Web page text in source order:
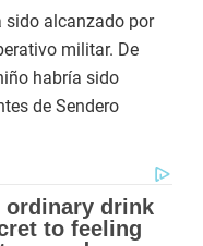
sido alcanzado por
militar. De
habría sido
de Sendero